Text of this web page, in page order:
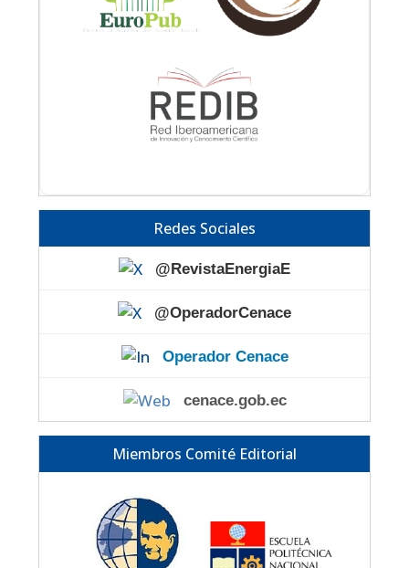
Redes Sociales
@RevistaEnergiaE
@OperadorCenace
Operador Cenace
cenace.gob.ec
Miembros Comité Editorial